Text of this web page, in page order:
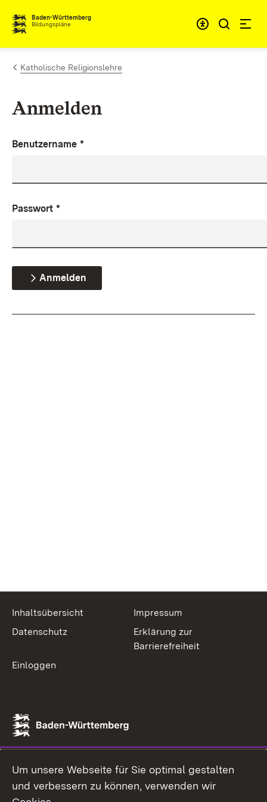
Zum Inhalt springen
Baden-Württemberg
Bildungspläne
Katholische Religionslehre
Anmelden
Benutzername *
Passwort *
Anmelden
Inhaltsübersicht
Impressum
Datenschutz
Erklärung zur
Barrierefreiheit
Einloggen
Um unsere Webseite für Sie optimal gestalten
und verbessern zu können, verwenden wir